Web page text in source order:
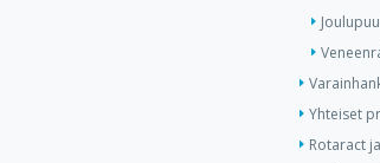
Yhteiset
Rotaract